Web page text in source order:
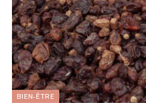
BIEN-ÊTRE